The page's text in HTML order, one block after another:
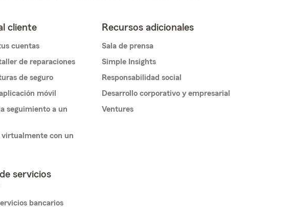
cliente
cuentas
de reparaciones
de seguro
móvil
seguimiento a un
con un
servicios
bancarios
Recursos adicionales
Sala de prensa
Simple Insights
Responsabilidad social
Desarrollo corporativo y empresarial
Ventures